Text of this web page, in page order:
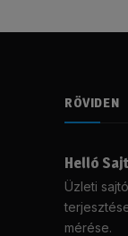
RÖVIDEN
Helló
Üzleti
mérése.